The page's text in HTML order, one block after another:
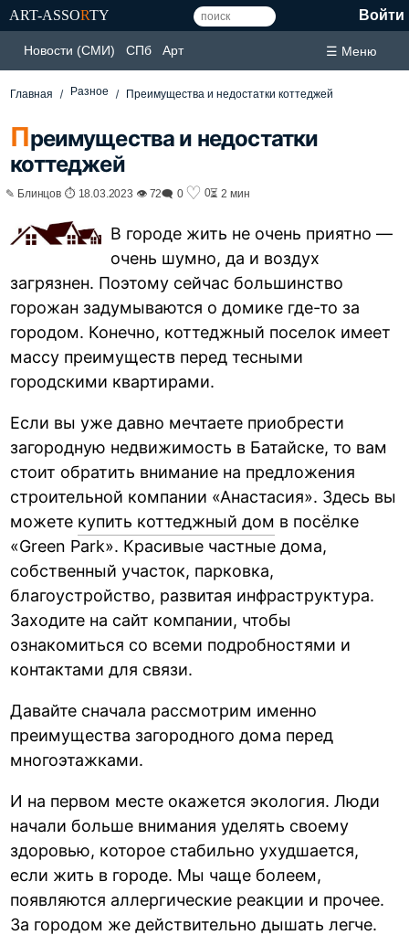
ART-ASSORTY Войти
Новости (СМИ) СПб Арт ☰ Меню
Главная Разное Преимущества и недостатки коттеджей
Преимущества и недостатки
коттеджей
✎ Блинцов ⏱ 18.03.2023 👁 72🗨 0 ♡ 0⏳ 2 мин
В городе жить не очень приятно —
очень шумно, да и воздух
загрязнен. Поэтому сейчас большинство
горожан задумываются о домике где-то за
городом. Конечно, коттеджный поселок имеет
массу преимуществ перед тесными
городскими квартирами.
Если вы уже давно мечтаете приобрести
загородную недвижимость в Батайске, то вам
стоит обратить внимание на предложения
строительной компании «Анастасия». Здесь вы
можете купить коттеджный дом в посёлке
«Green Park». Красивые частные дома,
собственный участок, парковка,
благоустройство, развитая инфраструктура.
Заходите на сайт компании, чтобы
ознакомиться со всеми подробностями и
контактами для связи.
Давайте сначала рассмотрим именно
преимущества загородного дома перед
многоэтажками.
И на первом месте окажется экология. Люди
начали больше внимания уделять своему
здоровью, которое стабильно ухудшается,
если жить в городе. Мы чаще болеем,
появляются аллергические реакции и прочее.
За городом же действительно дышать легче.